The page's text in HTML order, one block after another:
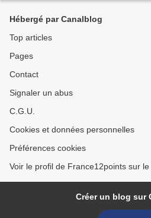
Hébergé par Canalblog
Top articles
Pages
Contact
Signaler un abus
C.G.U.
Cookies et données personnelles
Préférences cookies
Voir le profil de France12points sur
Créer un blog sur